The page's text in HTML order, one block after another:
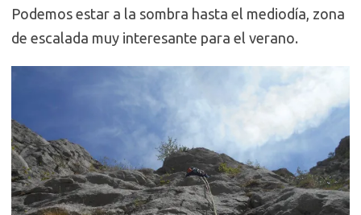
Podemos estar a la sombra hasta el mediodía, zona
de escalada muy interesante para el verano.